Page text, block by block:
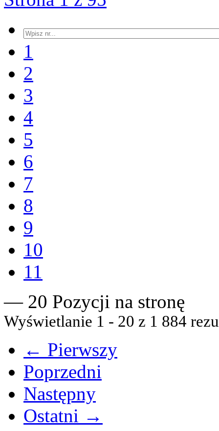
1
2
3
4
5
6
7
8
9
10
11
— 20 Pozycji na stronę
Wyświetlanie 1 - 20 z 1 884
← Pierwszy
Poprzedni
Następny
Ostatni →